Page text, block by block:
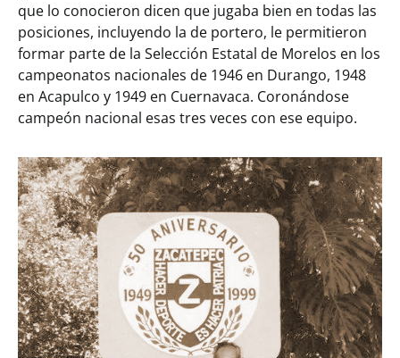
que lo conocieron dicen que jugaba bien en todas las
posiciones, incluyendo la de portero, le permitieron
formar parte de la Selección Estatal de Morelos en los
campeonatos nacionales de 1946 en Durango, 1948
en Acapulco y 1949 en Cuernavaca. Coronándose
campeón nacional esas tres veces con ese equipo.